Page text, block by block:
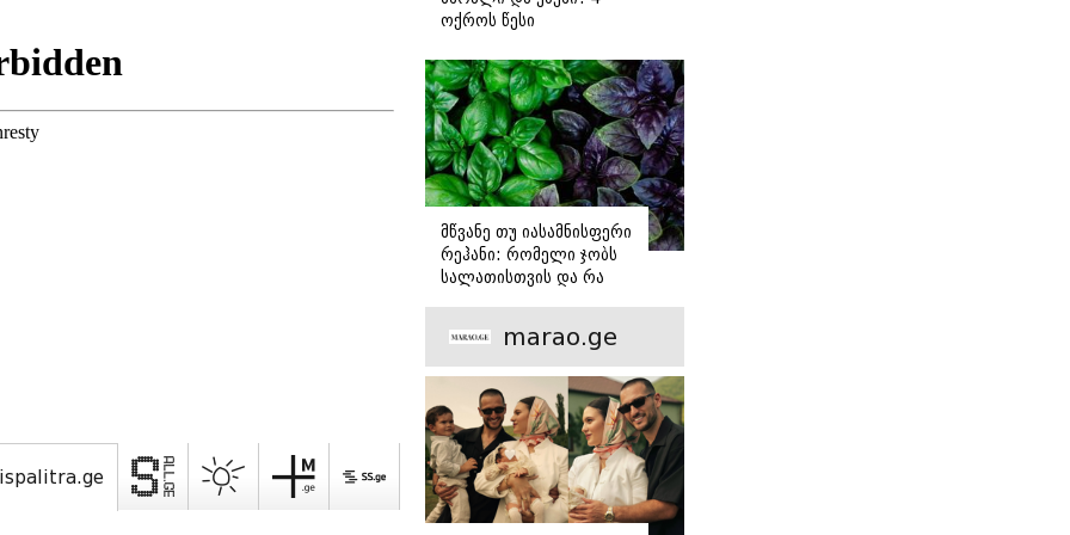
ოქროს წესი
სტეიკისა და
მწვადისთვის
მწვანე თუ იასამნისფერი
რეჰანი: რომელი ჯობს
სალათისთვის და რა
marao.ge